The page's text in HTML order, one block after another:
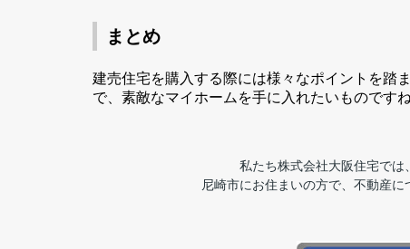
まとめ
建売住宅を購入する際には様々なポイントを踏
で、素敵なマイホームを手に入れたいものですね
私たち株式会社大阪住宅では
尼崎市にお住まいの方で、不動産